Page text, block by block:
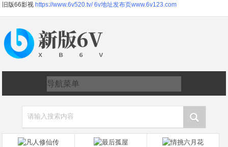
旧版66影视 https://www.6v520.tv/ 6v地址发布页www.6v123.com
请输入搜索内容